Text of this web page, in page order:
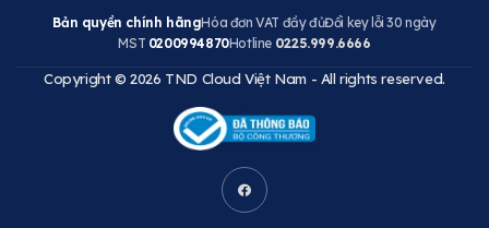
Bản quyền chính hãngHóa đơn VAT đầy đủĐổi key lỗi 30 ngày
MST 0200994870Hotline 0225.999.6666
Copyright © 2026 TND Cloud Việt Nam - All rights reserved.